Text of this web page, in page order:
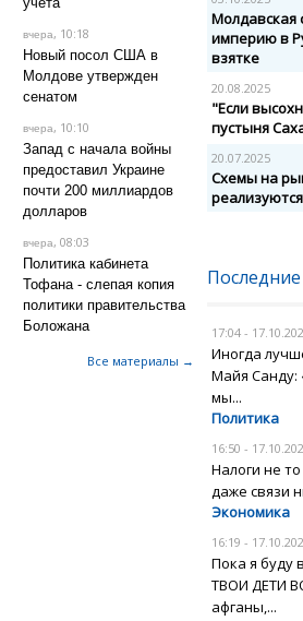
вчера, 10:18
Новый посол США в
Молдове утвержден
сенатом
вчера, 10:10
Запад с начала войны
предоставил Украине
почти 200 миллиардов
долларов
вчера, 08:03
Политика кабинета
Тофана - слепая копия
политики правительства
Боложана
Все материалы →
Молдавская
империю в
взятке
20.08.2025
"Если
пустыня
20.07.2025
Схемы на
17:04 -
Иногда
Майя Санду:
мы...
Политика
16:50 -
Налоги не
даже связи
Экономика
16:19 -
Пока я буду
ТВОИ ДЕТИ
афганы,...